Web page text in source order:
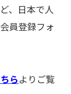
、日本で人
員登録フォ
らよりご覧